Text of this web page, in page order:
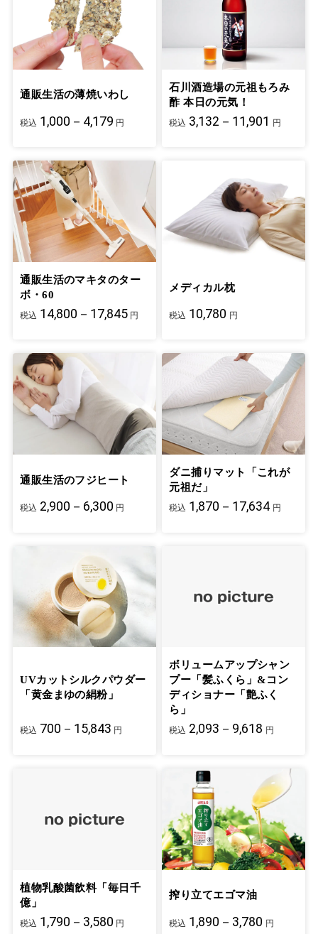
通販生活の薄焼いわし
税込 1,000－4,179 円
石川酒造場の元祖もろみ
酢 本日の元気！
税込 3,132－11,901 円
通販生活のマキタのター
ボ・60
税込 14,800－17,845 円
メディカル枕
税込 10,780 円
通販生活のフジヒート
税込 2,900－6,300 円
ダニ捕りマット「これが
元祖だ」
税込 1,870－17,634 円
UVカットシルクパウダー
「黄金まゆの絹粉」
税込 700－15,843 円
ボリュームアップシャン
プー「髪ふくら」&コン
ディショナー「艶ふく
ら」
税込 2,093－9,618 円
植物乳酸菌飲料「毎日千
億」
税込 1,790－3,580 円
搾り立てエゴマ油
税込 1,890－3,780 円